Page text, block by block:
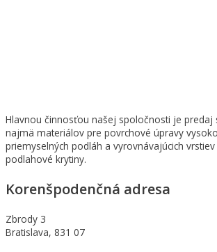
Hlavnou činnosťou našej spoločnosti je predaj
najmä materiálov pre povrchové úpravy
priemyselných podláh a vyrovnávajúcich
podlahové krytiny.
Korenšpodenčná adresa
Zbrody 3
Bratislava, 831 07